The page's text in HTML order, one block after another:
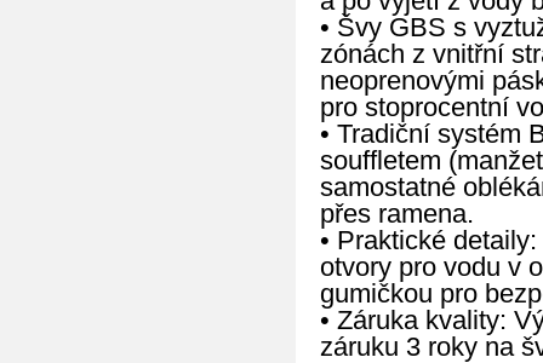
• Švy GBS s
zónách z vnitřní
neoprenovými
pro stoprocentní
• Tradiční systém
souffletem
samostatné
přes ramena.
• Praktické
otvory pro vodu v
gumičkou pro
• Záruka kvality:
záruku 3 roky na